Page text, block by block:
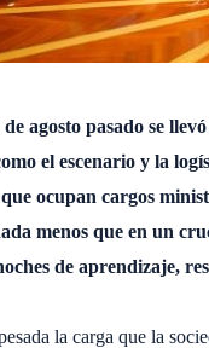
de agosto pasado se
el escenario y la
ocupan cargos
menos que en un
de aprendizaje,
la carga que la